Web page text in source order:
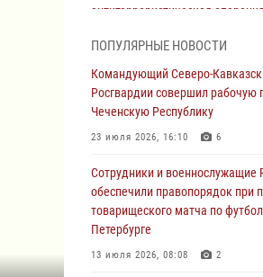
антитеррористическая
В Башкортостане при силовой
спецназа Росгвардии пресечена
противоправная деятельность,
07 августа 2026, 13:30 1
В Югре при содействии спецназа
пресечено более 180 нарушений
миграционного законодательства
ПОПУЛЯРНЫЕ НОВОСТИ
Командующий Северо-
Росгвардии совершил рабочую
Чеченскую Республику
23 июля 2026, 16:10 6
Сотрудники и военнослужащие
обеспечили правопорядок при
товарищеского матча по
Петербурге
13 июля 2026, 08:08 2